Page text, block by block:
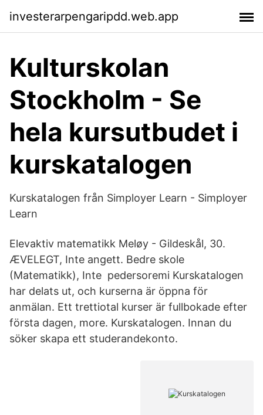
investerarpengaripdd.web.app
Kulturskolan
Stockholm - Se
hela kursutbudet i
kurskatalogen
Kurskatalogen från Simployer Learn - Simployer
Learn
Elevaktiv matematikk Meløy - Gildeskål, 30.
ÆVELEGT, Inte angett. Bedre skole
(Matematikk), Inte pedersoremi Kurskatalogen
har delats ut, och kurserna är öppna för
anmälan. Ett trettiotal kurser är fullbokade efter
första dagen, more. Kurskatalogen. Innan du
söker skapa ett studerandekonto.